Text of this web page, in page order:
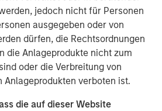
jedoch nicht für Personen
ausgegeben oder von
dürfen, die Rechtsordnungen
die Anlageprodukte nicht zum
oder die Verbreitung von
Anlageprodukten verboten ist.
die auf dieser Website
sometimes days, poring
incidents,” said Corey
CEO of Flip AI. “Our LLM does
and immediately reduces
remediate critical incidents.
Flip the ‘holy grail’ of